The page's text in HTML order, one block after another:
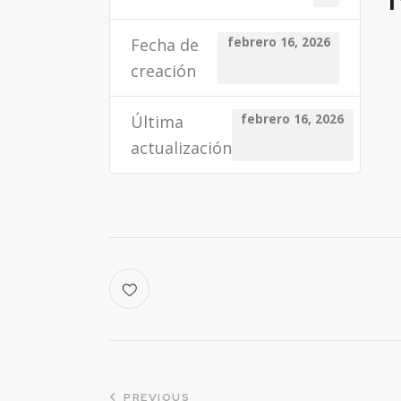
Fecha de
creación
febrero 16, 2026
Última
actualización
febrero 16, 2026
PREVIOUS